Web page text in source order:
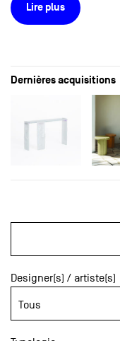
Lire plus
Dernières acquisitions
Designer(s) / artiste(s)